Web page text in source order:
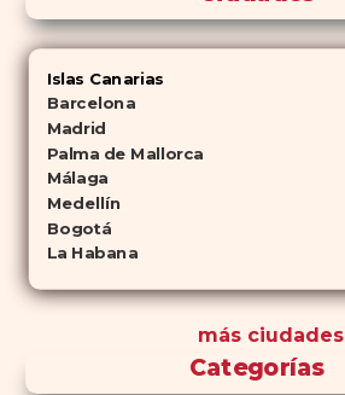
Islas Canarias
Barcelona
Madrid
Palma de Mallorca
Málaga
Medellín
Bogotá
La Habana
más ciudades
Categorías